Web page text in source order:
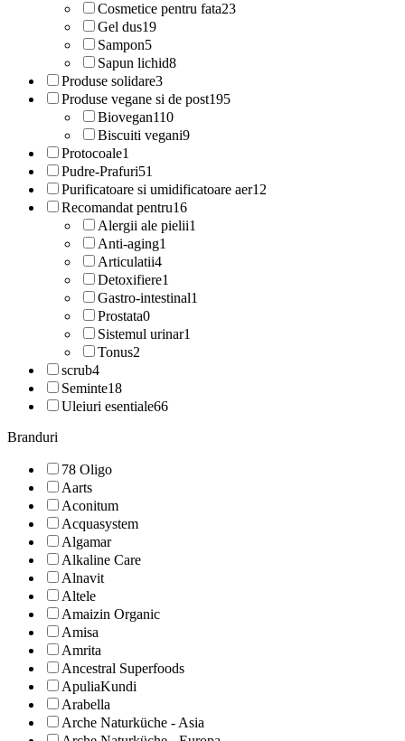
Cosmetice pentru fata23
Gel dus19
Sampon5
Sapun lichid8
Produse solidare3
Produse vegane si de post195
Biovegan110
Biscuiti vegani9
Protocoale1
Pudre-Prafuri51
Purificatoare si umidificatoare aer12
Recomandat pentru16
Alergii ale pielii1
Anti-aging1
Articulatii4
Detoxifiere1
Gastro-intestinal1
Prostata0
Sistemul urinar1
Tonus2
scrub4
Seminte18
Uleiuri esentiale66
Branduri
78 Oligo
Aarts
Aconitum
Acquasystem
Algamar
Alkaline Care
Alnavit
Altele
Amaizin Organic
Amisa
Amrita
Ancestral Superfoods
ApuliaKundi
Arabella
Arche Naturküche - Asia